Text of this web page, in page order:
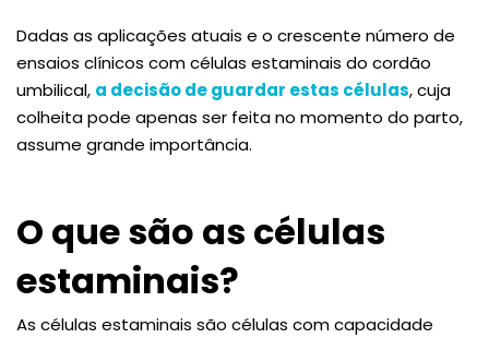
Dadas as aplicações atuais e o crescente número de
ensaios clínicos com células estaminais do cordão
umbilical, a decisão de guardar estas células, cuja
colheita pode apenas ser feita no momento do parto,
assume grande importância.
O que são as células
estaminais?
As células estaminais são células com capacidade